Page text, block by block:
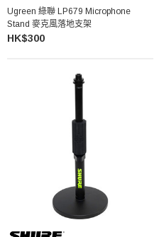
Ugreen 綠聯 LP679 Microphone
Stand 麥克風落地支架
HK$300